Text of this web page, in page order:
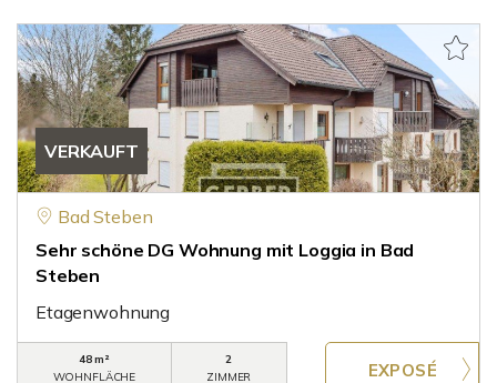
VERKAUFT
Bad Steben
Sehr schöne DG Wohnung mit Loggia in Bad
Steben
Etagenwohnung
48 m²
WOHNFLÄCHE
2
ZIMMER